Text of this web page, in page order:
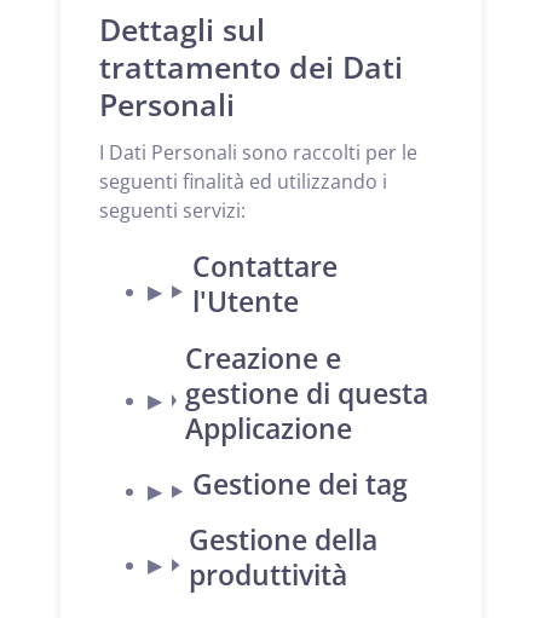
Dettagli sul
trattamento dei Dati
Personali
I Dati Personali sono raccolti per le
seguenti finalità ed utilizzando i
seguenti servizi:
Contattare
l'Utente
Creazione e
gestione di questa
Applicazione
Gestione dei tag
Gestione della
produttività